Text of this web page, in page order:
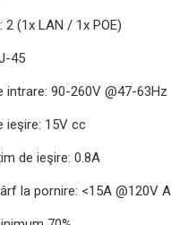
2 (1x LAN / 1x POE)
45
intrare: 90-260V @47-63Hz
ieşire: 15V cc
de ieşire: 0.8A
la pornire: <15A @120V